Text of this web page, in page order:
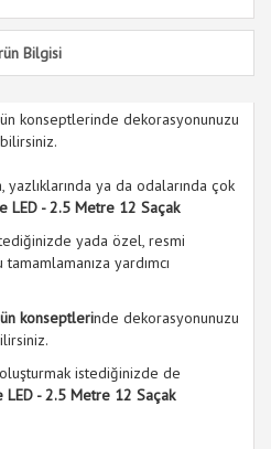
Bilgisi
konseptlerinde dekorasyonunuzu
yazlıklarında ya da odalarında çok
LED - 2.5 Metre 12 Saçak
yada özel, resmi
tamamlamanıza yardımcı
konseptlerinde dekorasyonunuzu
istediğinizde de
LED - 2.5 Metre 12 Saçak